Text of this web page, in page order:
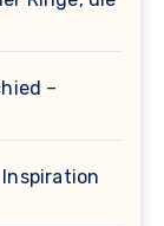
–
Inspiration